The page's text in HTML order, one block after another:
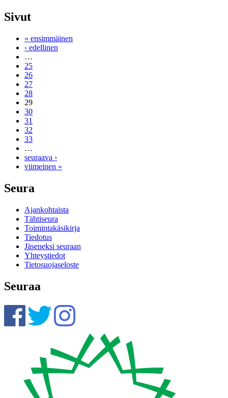
Sivut
« ensimmäinen
‹ edellinen
…
25
26
27
28
29
30
31
32
33
…
seuraava ›
viimeinen »
Seura
Ajankohtaista
Tähtiseura
Toimintakäsikirja
Tiedotus
Jäseneksi seuraan
Yhteystiedot
Tietosuojaseloste
Seuraa